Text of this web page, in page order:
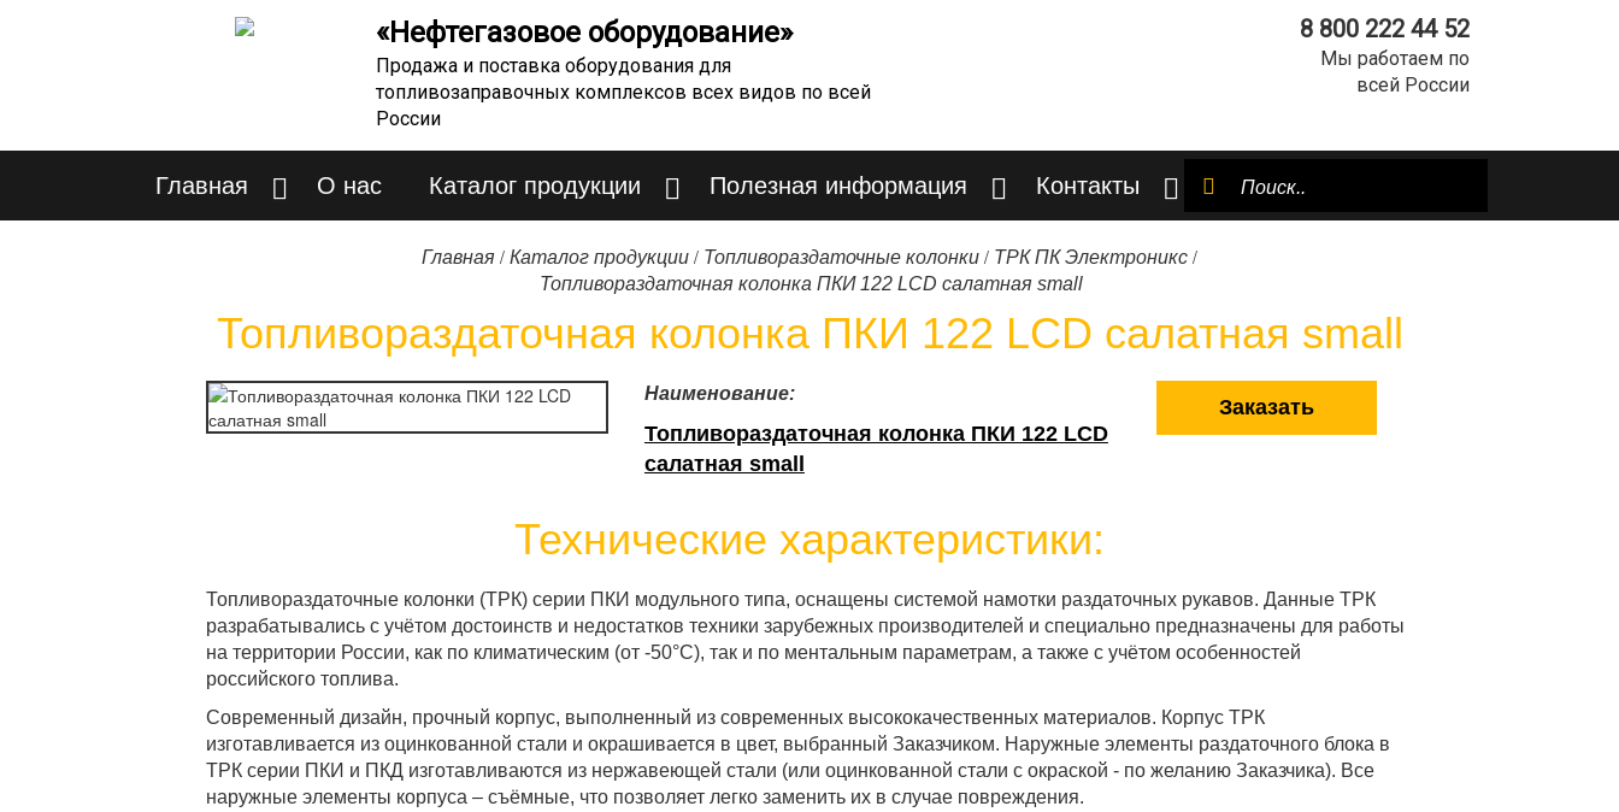
«Нефтегазовое оборудование»
Продажа и поставка оборудования для
топливозаправочных комплексов всех видов по всей
России
8 800 222 44 52
Мы работаем по
всей России
Главная О нас Каталог продукции Полезная информация Контакты
Главная / Каталог продукции / Топливораздаточные колонки / ТРК ПК Электроникс /
Топливораздаточная колонка ПКИ 122 LCD салатная small
Топливораздаточная колонка ПКИ 122 LCD салатная small
Наименование:
Топливораздаточная колонка ПКИ 122 LCD
салатная small
Заказать
Технические характеристики:
Топливораздаточные колонки (ТРК) серии ПКИ модульного типа, оснащены системой намотки раздаточных рукавов. Данные ТРК
разрабатывались с учётом достоинств и недостатков техники зарубежных производителей и специально предназначены для работы
на территории России, как по климатическим (от -50°С), так и по ментальным параметрам, а также с учётом особенностей
российского топлива.
Современный дизайн, прочный корпус, выполненный из современных высококачественных материалов. Корпус ТРК
изготавливается из оцинкованной стали и окрашивается в цвет, выбранный Заказчиком. Наружные элементы раздаточного блока в
ТРК серии ПКИ и ПКД изготавливаются из нержавеющей стали (или оцинкованной стали с окраской - по желанию Заказчика). Все
наружные элементы корпуса – съёмные, что позволяет легко заменить их в случае повреждения.